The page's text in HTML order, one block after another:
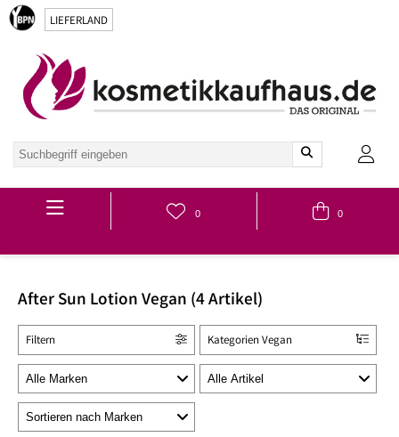
LIEFERLAND
Hauptmenü
0 0
After Sun Lotion Vegan (4 Artikel)
Kategorien Vegan
Filtern